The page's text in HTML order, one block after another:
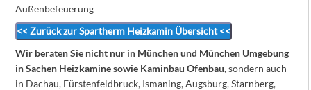
Außenbefeuerung
<< Zurück zur Spartherm Heizkamin Übersicht <<
Wir beraten Sie nicht nur in München und München Umgebung
in Sachen Heizkamine sowie Kaminbau Ofenbau, sondern auch
in Dachau, Fürstenfeldbruck, Ismaning, Augsburg, Starnberg,